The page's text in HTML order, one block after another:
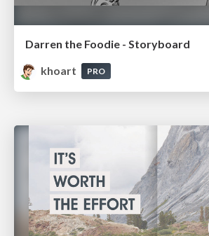
Darren the Foodie - Storyboard
khoart
PRO